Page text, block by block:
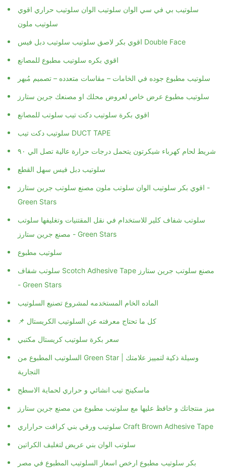
سلوتيب بي في سي الوان سلوتيب الوان سلوتيب حراري اقوي
سلوتيب ملون
اقوي بكره سلوتيب مطبوع للمصانع
سلوتيب مطبوع جوده في الخامات – مقاسات متعدده – تصميم مُبهر
سلوتيب مطبوع عرض خاص لعروض محلك او مصنعك جرين ستارز
اقوي بكرة سلوتيب دكت تيب سلوتب للمصانع
سلوتيب دكت تيب DUCT TAPE
شريط لحام كهرباء شيكرتون يتحمل درجات حرارة عالية تصل الي ٩٠
سلوتيب دبل فيس سهل القطع
اقوي بكر سلوتيب الوان سلوتب ملون مصنع سلوتب جرين ستارز -
Green Stars
سلوتب شفاف كلير للاستخدام في نقل المقتنيات وتغليفها سلوتب
مصنع جرين ستارز - Green Stars
سلوتيب مطبوع
سلوتب شفاف Scotch Adhesive Tape مصنع سلوتب جرين ستارز
- Green Stars
الماده الخام المستخدمه لمشروع تصنيع السلوتيب
📌 كل ما تحتاج معرفته عن السلوتيب الكريستال
سعر بكرة سلوتيب كريستال مكتبي
السلوتيب المطبوع من Green Star | وسيلة ذكية لتمييز علامتك
التجارية
ماسكينج تيب انشائي و حراري لحماية الاسطح
ميز منتجاتك و حافظ عليها مع سلوتيب مطبوع من مصنع جرين ستارز
سلوتيب ورقي بني كرافت حراراري Craft Brown Adhesive Tape
سلوتب الوان بني عريض لتغليف الكراتين
بكر سلوتيب مطبوع ارخص اسعار السلوتيب المطبوع في مصر